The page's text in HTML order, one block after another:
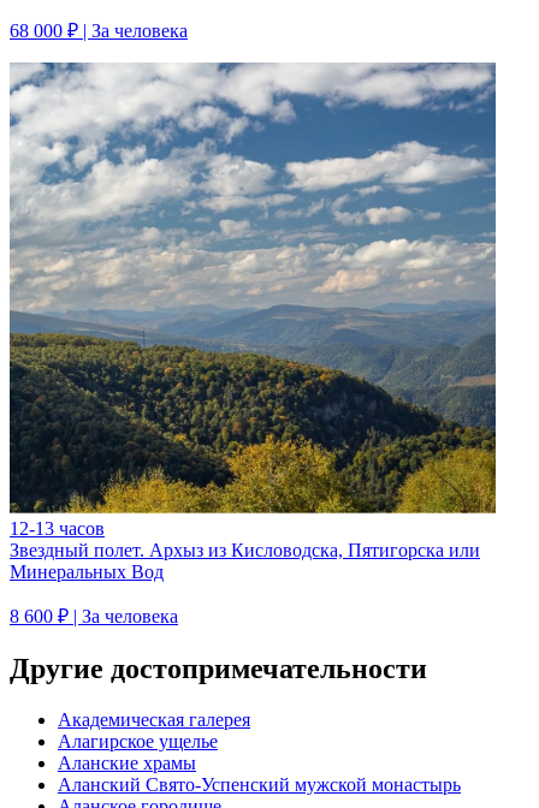
68 000 ₽ | За человека
12-13 часов
Звездный полет. Архыз из Кисловодска, Пятигорска или
Минеральных Вод
8 600 ₽ | За человека
Другие достопримечательности
Академическая галерея
Алагирское ущелье
Аланские храмы
Аланский Свято-Успенский мужской монастырь